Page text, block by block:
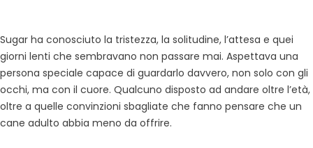
Sugar ha conosciuto la tristezza, la solitudine, l’attesa e quei
giorni lenti che sembravano non passare mai. Aspettava una
persona speciale capace di guardarlo davvero, non solo con gli
occhi, ma con il cuore. Qualcuno disposto ad andare oltre l’età,
oltre a quelle convinzioni sbagliate che fanno pensare che un
cane adulto abbia meno da offrire.